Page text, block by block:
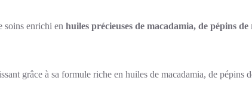
soins enrichi en huiles précieuses de macadamia, de pépins
grâce à sa formule riche en huiles de macadamia, de pépins